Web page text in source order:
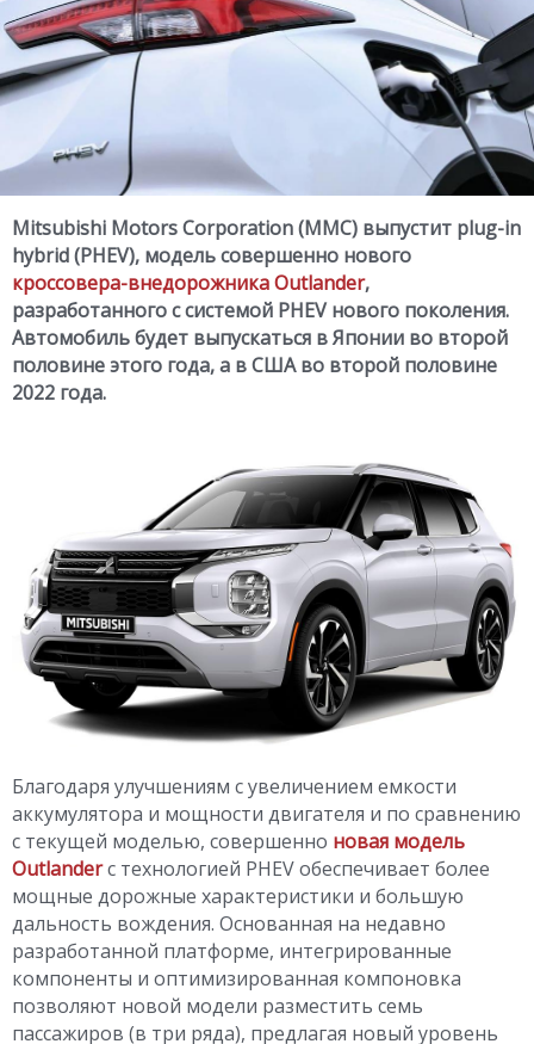
Mitsubishi Motors Corporation (MMC) выпустит plug-in
hybrid (PHEV), модель совершенно нового
кроссовера-внедорожника Outlander,
разработанного с системой PHEV нового поколения.
Автомобиль будет выпускаться в Японии во второй
половине этого года, а в США во второй половине
2022 года.
Благодаря улучшениям с увеличением емкости
аккумулятора и мощности двигателя и по сравнению
с текущей моделью, совершенно новая модель
Outlanderс технологией PHEV обеспечивает более
мощные дорожные характеристики и большую
дальность вождения. Основанная на недавно
разработанной платформе, интегрированные
компоненты и оптимизированная компоновка
позволяют новой модели разместить семь
пассажиров (в три ряда), предлагая новый уровень